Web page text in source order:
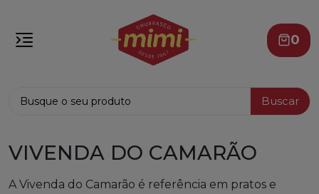
Buscar
0
VIVENDA DO CAMARÃO
A Vivenda do Camarão é referência em pratos e